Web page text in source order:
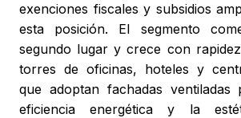
exenciones fiscales y subsidios
esta posición. El segmento
segundo lugar y crece con
torres de oficinas, hoteles y
que adoptan fachadas
eficiencia energética y la